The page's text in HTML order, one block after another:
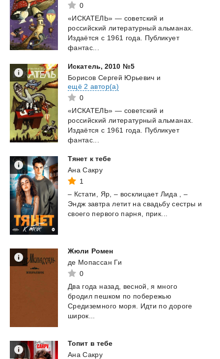
0
«ИСКАТЕЛЬ» — советский и
российский литературный альманах.
Издаётся с 1961 года. Публикует
фантас...
Искатель, 2010 №5
Борисов Сергей Юрьевич и
ещё 2 автор(а)
0
«ИСКАТЕЛЬ» — советский и
российский литературный альманах.
Издаётся с 1961 года. Публикует
фантас...
Тянет к тебе
Ана Сакру
1
– Кстати, Яр, – восклицает Лида
–
Эндж завтра летит на свадьбу сестры и
своего первого парня, прик...
Жюли Ромен
де Мопассан Ги
0
Два года назад, весной, я много
бродил пешком по побережью
Средиземного моря. Идти по дороге
широк...
Топит в тебе
Ана Сакру